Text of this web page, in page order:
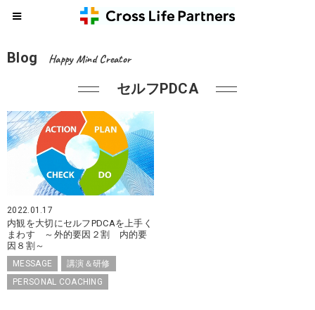
Blog Happy Mind Creator
セルフPDCA
2022.01.17
内観を大切にセルフPDCAを上手く
まわす ～外的要因２割 内的要
因８割～
MESSAGE
講演＆研修
PERSONAL COACHING